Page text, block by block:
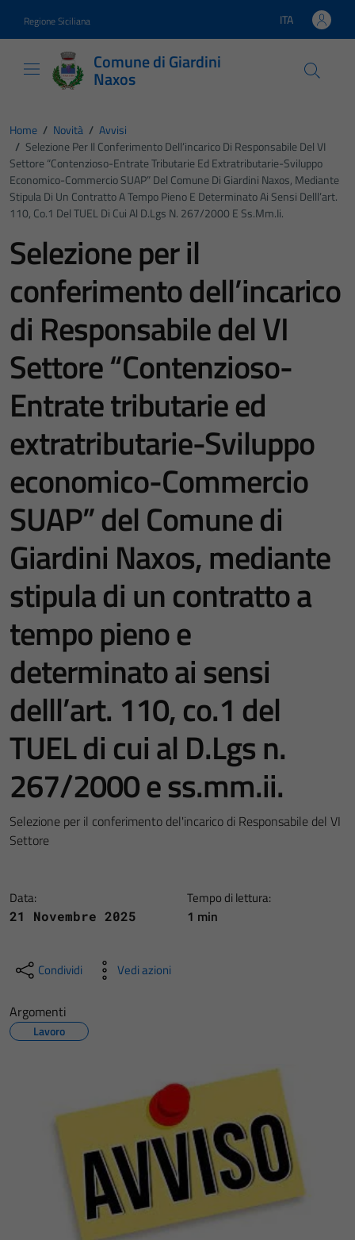
Regione Siciliana Lingua attiva:
ITA
Comune di Giardini
Naxos
Home / Novità / Avvisi
/ Selezione Per Il Conferimento Dell’incarico Di Responsabile Del VI
Settore “Contenzioso-Entrate Tributarie Ed Extratributarie-Sviluppo
Economico-Commercio SUAP” Del Comune Di Giardini Naxos, Mediante
Stipula Di Un Contratto A Tempo Pieno E Determinato Ai Sensi Delll’art.
110, Co.1 Del TUEL Di Cui Al D.Lgs N. 267/2000 E Ss.mm.ii.
Selezione per il
conferimento dell’incarico
di Responsabile del VI
Settore “Contenzioso-
Entrate tributarie ed
extratributarie-Sviluppo
economico-Commercio
SUAP” del Comune di
Giardini Naxos, mediante
stipula di un contratto a
tempo pieno e
determinato ai sensi
delll’art. 110, co.1 del
TUEL di cui al D.Lgs n.
267/2000 e ss.mm.ii.
Selezione per il conferimento del'incarico di Responsabile del VI
Settore
Data:
21 Novembre 2025
Tempo di lettura:
1 min
Condividi Vedi azioni
Argomenti
Lavoro